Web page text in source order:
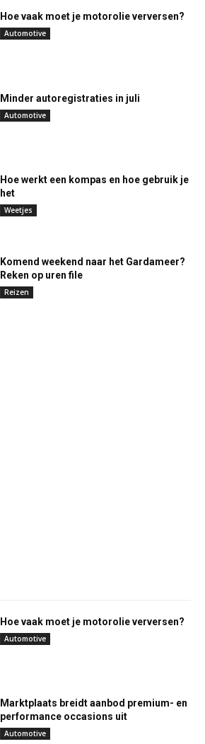
Hoe vaak moet je motorolie verversen?
Automotive
Minder autoregistraties in juli
Automotive
Hoe werkt een kompas en hoe gebruik je
het
Weetjes
Komend weekend naar het Gardameer?
Reken op uren file
Reizen
Hoe vaak moet je motorolie verversen?
Automotive
Marktplaats breidt aanbod premium- en
performance occasions uit
Automotive